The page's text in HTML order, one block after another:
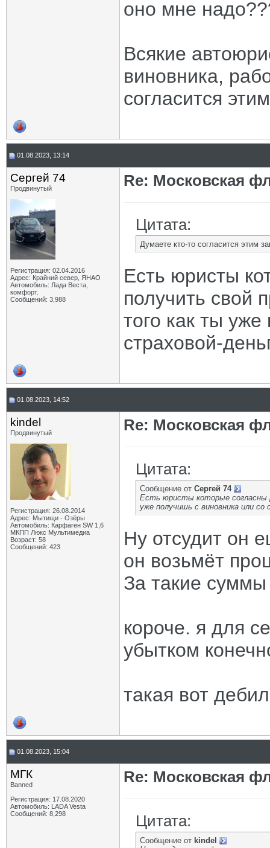
оно мне
Всякие
виновника,
согласится
01.08.2023, 13:14
Сергей 74
Продвинутый
Регистрация: 02.04.2016
Адрес: Крайний север, ЯНАО
Автомобиль: Лада Веста,
комфорт.
Сообщений: 3,988
Re: Московская
Цитата:
Думаете кто-то согласится этим
Есть юристы
получить свой
того как ты
страховой-
01.08.2023, 14:52
kindel
Продвинутый
Регистрация: 26.08.2014
Адрес: Мытищи - Озёры
Автомобиль: Карфаген SW 1,6
МКПП Люкс Мультимедиа
Возраст: 58
Сообщений: 423
Re: Московская
Цитата:
Сообщение от Сергей 74
Есть юристы которые согласны
уже получишь с виновника или со
Ну отсудит он
он возьмёт
За такие
короче. я для
убытком
такая вот
01.08.2023, 15:04
МГК
Banned
Регистрация: 17.08.2020
Автомобиль: LADA Vesta
Сообщений: 8,298
Re: Московская
Цитата:
Сообщение от kindel